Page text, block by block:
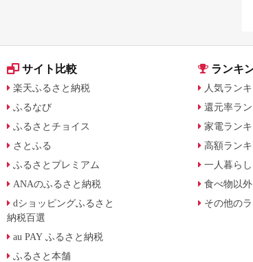
サイト比較
楽天ふるさと納税
ふるなび
ふるさとチョイス
さとふる
ふるさとプレミアム
ANAのふるさと納税
dショッピングふるさと
納税百選
au PAY ふるさと納税
ふるさと本舗
ランキ
人気ラン
還元率ラ
家電ラン
高額ラン
一人暮らし
食べ物以外
その他の